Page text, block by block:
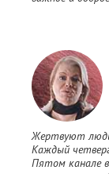
Жертвуют
Каждый
Пятом канале